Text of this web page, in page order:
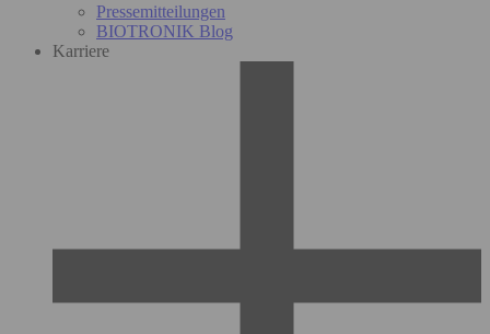
Pressemitteilungen
BIOTRONIK Blog
Karriere